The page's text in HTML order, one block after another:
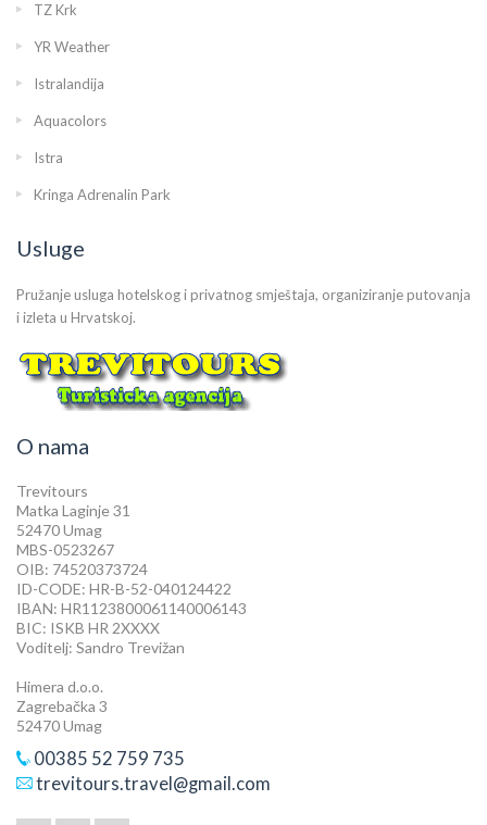
TZ Krk
YR Weather
Istralandija
Aquacolors
Istra
Kringa Adrenalin Park
Usluge
Pružanje usluga hotelskog i privatnog smještaja, organiziranje putovanja
i izleta u Hrvatskoj.
O nama
Trevitours
Matka Laginje 31
52470 Umag
MBS-0523267
OIB: 74520373724
ID-CODE: HR-B-52-040124422
IBAN: HR1123800061140006143
BIC: ISKB HR 2XXXX
Voditelj: Sandro Trevižan
Himera d.o.o.
Zagrebačka 3
52470 Umag
00385 52 759 735
trevitours.travel@gmail.com